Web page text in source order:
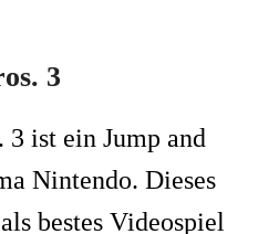
3
ist ein Jump and
Nintendo. Dieses
bestes Videospiel